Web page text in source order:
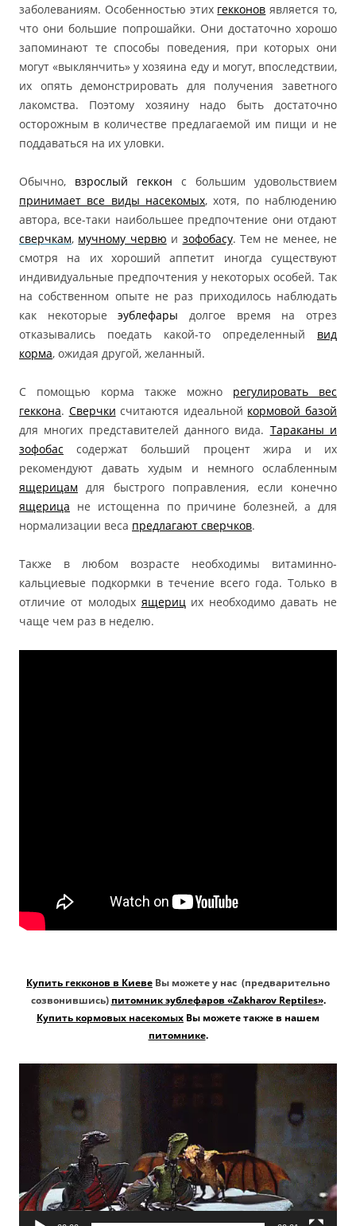
заболеваниям. Особенностью этих гекконов является то,
что они большие попрошайки. Они достаточно хорошо
запоминают те способы поведения, при которых они
могут «выклянчить» у хозяина еду и могут, впоследствии,
их опять демонстрировать для получения заветного
лакомства. Поэтому хозяину надо быть достаточно
осторожным в количестве предлагаемой им пищи и не
поддаваться на их уловки.
Обычно, взрослый геккон с большим удовольствием
принимает все виды насекомых, хотя, по наблюдению
автора, все-таки наибольшее предпочтение они отдают
сверчкам, мучному червю и зофобасу. Тем не менее, не
смотря на их хороший аппетит иногда существуют
индивидуальные предпочтения у некоторых особей. Так
на собственном опыте не раз приходилось наблюдать
как некоторыеэублефары долгое время на отрез
отказывались поедать какой-то определенный вид
корма, ожидая другой, желанный.
С помощью корма также можно регулировать вес
геккона. Сверчки считаются идеальной кормовой базой
для многих представителей данного вида. Тараканы и
зофобас содержат больший процент жира и их
рекомендуют давать худым и немного ослабленным
ящерицам для быстрого поправления, если конечно
ящерица не истощенна по причине болезней, а для
нормализации веса предлагают сверчков.
Также в любом возрасте необходимы витаминно-
кальциевые подкормки в течение всего года. Только в
отличие от молодых ящерицих необходимо давать не
чаще чем раз в неделю.
Купить гекконов в Киеве Вы можете у нас (предварительно
созвонившись) питомник эублефаров «Zakharov Reptiles».
Купить кормовых насекомых Вы можете также в нашем
питомнике.
Видеоплеер